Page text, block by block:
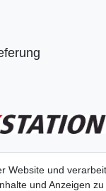
Website und
und Anzeigen